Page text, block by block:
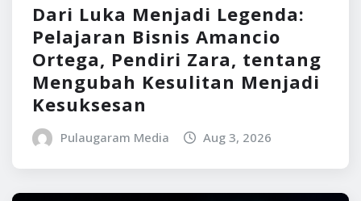
Dari Luka Menjadi Legenda:
Pelajaran Bisnis Amancio
Ortega, Pendiri Zara, tentang
Mengubah Kesulitan Menjadi
Kesuksesan
Pulaugaram Media Aug 3, 2026